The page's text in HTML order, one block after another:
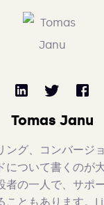
Tomas Janu
ング、コンバージ
について書くのが
者の一人で、サポ
こともあります。